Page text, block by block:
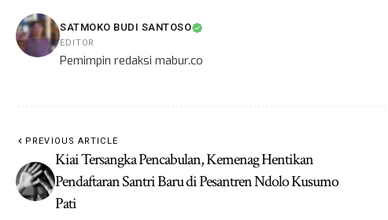
SATMOKO BUDI SANTOSO
EDITOR
Pemimpin redaksi mabur.co
PREVIOUS ARTICLE
Kiai Tersangka Pencabulan, Kemenag Hentikan
Pendaftaran Santri Baru di Pesantren Ndolo Kusumo
Pati